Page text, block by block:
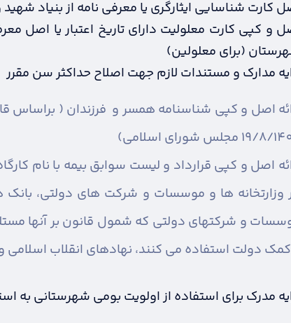
کارت شناسایی ایثارگری یا معرفی نامه از بنیاد
و کپی کارت معلولیت دارای تاریخ اعتبار یا اصل
(برای معلولین)
مدارک و مستندات لازم جهت اصلاح حداکثر سن مقرر
مجلس شورای اسلامی)
اصل و کپی قرارداد و لیست سوابق بیمه با نام
وزارتخانه ها و موسسات و شرکت های دولتی،
و شرکتهای دولتی که شمول قانون بر آنها
دولت استفاده می کنند، نهادهای انقلاب اسلامی و شرکتهای
مدرک برای استفاده از اولویت بومی شهرستانی به